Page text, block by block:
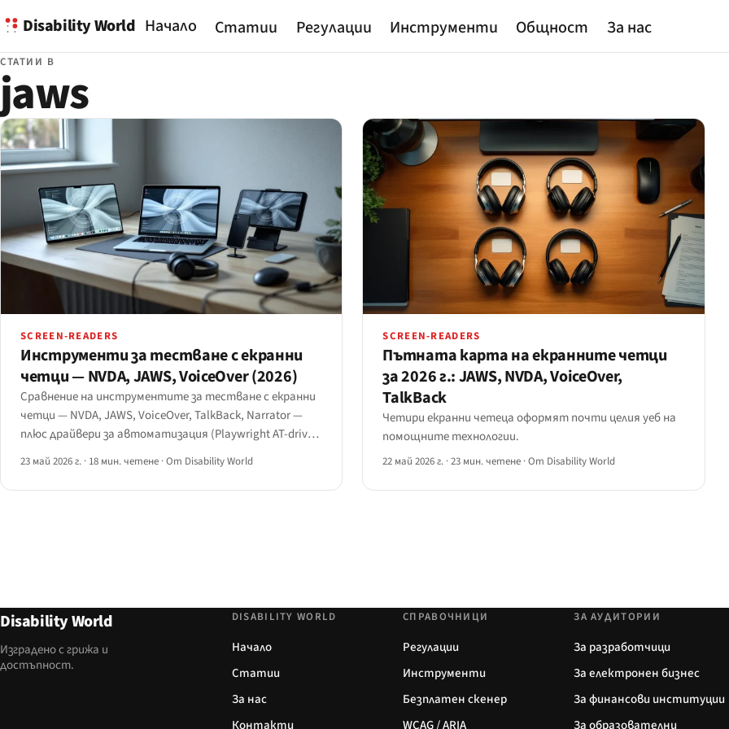
Disability World Начало Статии Регулации Инструменти Общност За нас
СТАТИИ В
jaws
SCREEN-READERS
Инструменти за тестване с екранни
четци — NVDA, JAWS, VoiceOver (2026)
Сравнение на инструментите за тестване с екранни
четци — NVDA, JAWS, VoiceOver, TalkBack, Narrator —
плюс драйвери за автоматизация (Playwright AT-driver,
AccTree). Работният процес за тестване през 2026 г.
23 май 2026 г. · 18 мин. четене ·От Disability World
SCREEN-READERS
Пътната карта на екранните четци
за 2026 г.: JAWS, NVDA, VoiceOver,
TalkBack
Четири екранни четеца оформят почти целия уеб на
помощните технологии.
22 май 2026 г. ·23 мин. четене ·От Disability World
Disability World
Изградено с грижа и
достъпност.
DISABILITY WORLD
Начало
Статии
За нас
СПРАВОЧНИЦИ
Регулации
Инструменти
Безплатен скенер
ЗА АУДИТОРИИ
За разработчици
За електронен бизнес
За финансови институции